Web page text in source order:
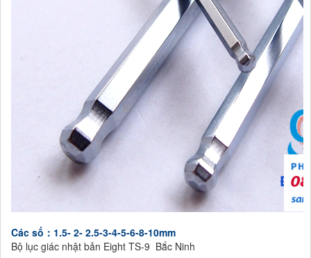
Các số：1.5- 2- 2.5-3-4-5-6-8-10mm
Bộ lục giác nhật bản Eight TS-9 Bắc Ninh